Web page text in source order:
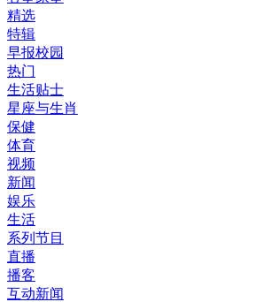
精选
特辑
早报校园
热门
生活贴士
星座与生肖
保健
体育
视频
新闻
娱乐
生活
系列节目
直播
播客
互动新闻